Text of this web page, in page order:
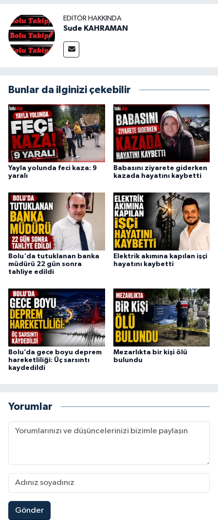
EDITÖR HAKKINDA
Sude KAHRAMAN
Bunlar da ilginizi çekebilir
Yayla yolunda feci kaza: 9
yaralı
Babasını ziyarete giderken
kazada hayatını kaybetti
Bolu'da tutuklanan banka
müdürü 22 gün sonra
tahliye edildi
Elektrik akımına kapılan işçi
hayatını kaybetti
Bolu’da gece boyu deprem
hareketliliği: Üç sarsıntı
kaydedildi
Mezarlıkta bir kişi ölü
bulundu
Yorumlar
Gönder